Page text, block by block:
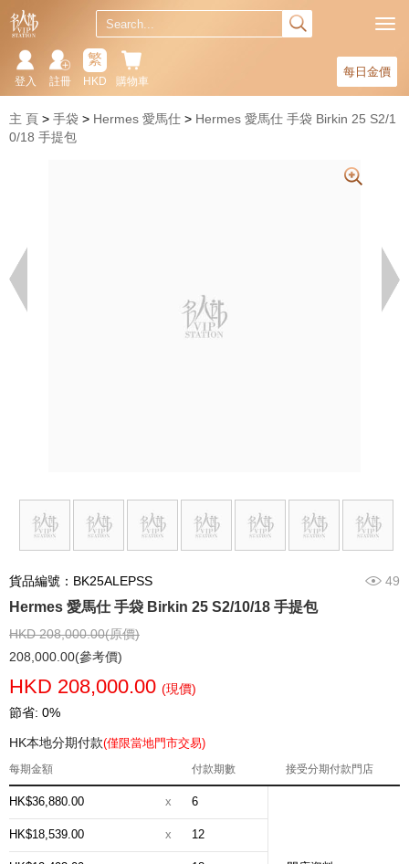
每日金價
購物車
繁
HKD
註冊
登入
主 頁 手袋 Hermes 愛馬仕
Hermes 愛馬仕 手袋 Birkin 25 S2/1
0/18 手提包
貨品編號：BK25ALEPSS 49
Hermes 愛馬仕 手袋 Birkin 25 S2/10/18 手提包
HKD 208,000.00(原價)
208,000.00(參考價)
HKD 208,000.00 (現價)
節省: 0%
HK本地分期付款(僅限當地門市交易)
每期金額 付款期數 接受分期付款門店
HK$36,880.00 x 6
HK$18,539.00 x 12